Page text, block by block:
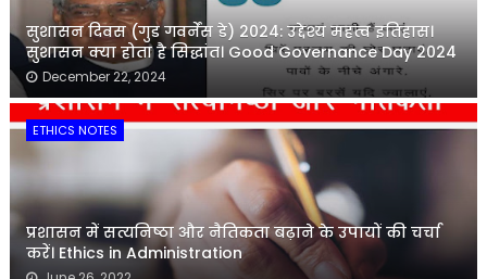
सुशासन दिवस (गुड गवर्नेंस डे) 2024: उद्देश्य महत्व इतिहास।
सुशासन क्या होता है सिद्धांत। Good Governance Day 2024
December 22, 2024
ETHICS NOTES
प्रशासन में सत्यनिष्ठा और नैतिकता बढ़ाने के उपायों की चर्चा
करें। Ethics in Administration